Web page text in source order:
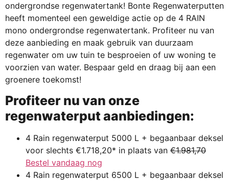
ondergrondse regenwatertank! Bonte Regenwaterputten
heeft momenteel een geweldige actie op de 4 RAIN
mono ondergrondse regenwatertank. Profiteer nu van
deze aanbieding en maak gebruik van duurzaam
regenwater om uw tuin te besproeien of uw woning te
voorzien van water. Bespaar geld en draag bij aan een
groenere toekomst!
Profiteer nu van onze
regenwaterput aanbiedingen:
4 Rain regenwaterput 5000 L + begaanbaar deksel
voor slechts €1.718,20* in plaats van €1.981,70
Bestel vandaag nog
4 Rain regenwaterput 6500 L + begaanbaar deksel